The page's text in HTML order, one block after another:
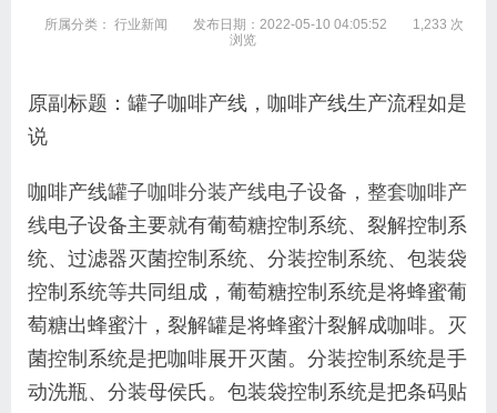
所属分类： 行业新闻 发布日期：2022-05-10 04:05:52
1,233 次
浏览
原副标题：罐子咖啡产线，咖啡产线生产流程如是
说
咖啡产线罐子咖啡分装产线电子设备，整套咖啡产
线电子设备主要就有葡萄糖控制系统、裂解控制系
统、过滤器灭菌控制系统、分装控制系统、包装袋
控制系统等共同组成，葡萄糖控制系统是将蜂蜜葡
萄糖出蜂蜜汁，裂解罐是将蜂蜜汁裂解成咖啡。灭
菌控制系统是把咖啡展开灭菌。分装控制系统是手
动洗瓶、分装母侯氏。包装袋控制系统是把条码贴